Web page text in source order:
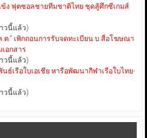
ข้ง ฟุตซอลชายทีมชาติไทย ชุดสู้ศึกซีเกมส์
วนี้แล้ว)
.ต.” เพิกถอนการรับจดทะเบียน บ.สื่อโฆษณา
อกสาร
วนี้แล้ว)
ธ์เรือใบเอเชีย หารือพัฒนากีฬาเรือใบไทย-
วนี้แล้ว)